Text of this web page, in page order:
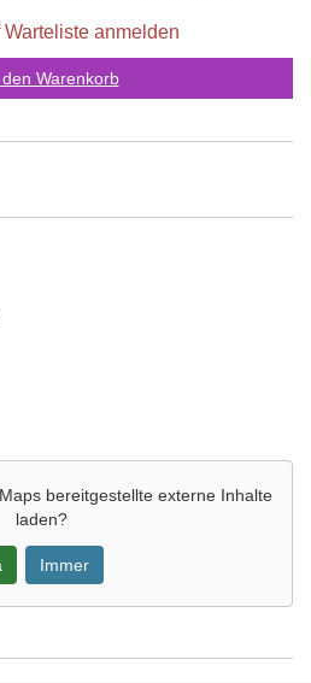
anmelden
Warenkorb
bereitgestellte externe Inhalte
laden?
Immer